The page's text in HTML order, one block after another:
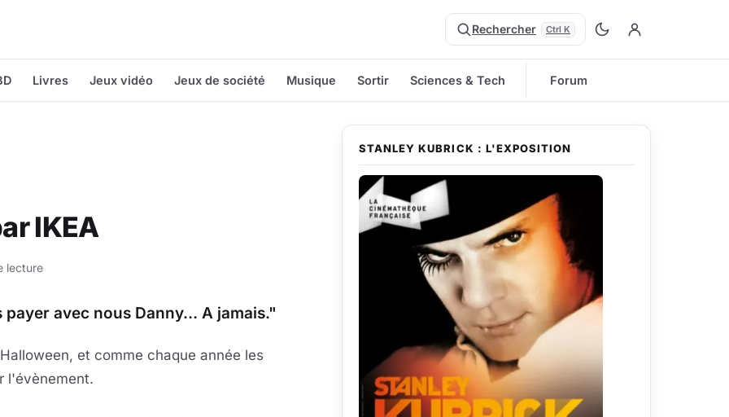
Rechercher Ctrl K
Livres Jeux vidéo Jeux de société Musique Sortir Sciences & Tech Forum
IKEA
lecture
avec nous Danny… A jamais."
et comme chaque année les
l'évènement.
STANLEY KUBRICK : L'EXPOSITION